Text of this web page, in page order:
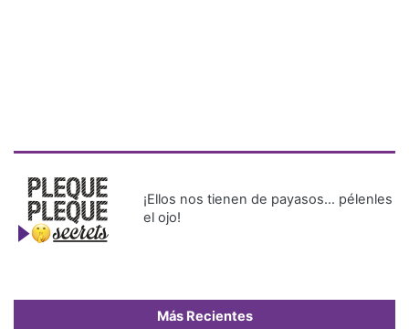
¡Ellos nos tienen de payasos… pélenles
el ojo!
Más Recientes